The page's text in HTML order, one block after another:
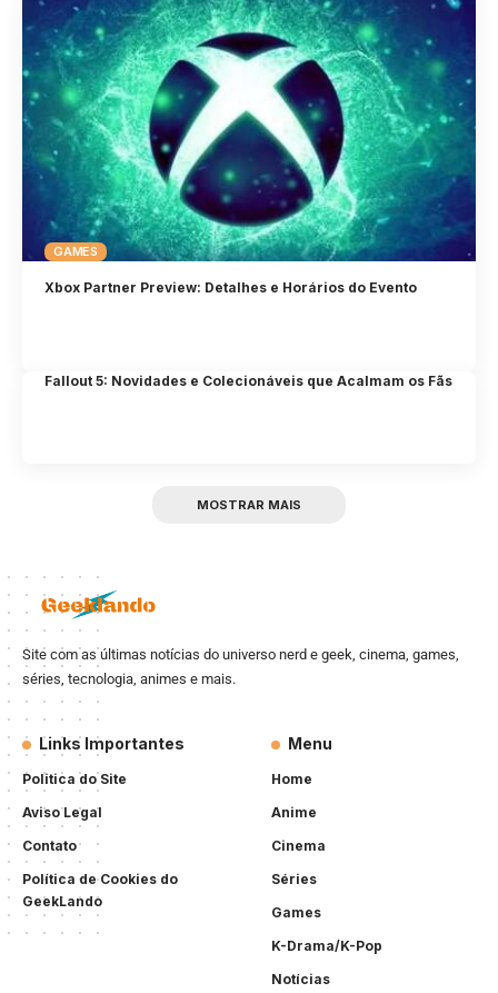
GAMES
Xbox Partner Preview: Detalhes e Horários do Evento
Fallout 5: Novidades e Colecionáveis que Acalmam os Fãs
MOSTRAR MAIS
Site com as últimas notícias do universo nerd e geek, cinema, games,
séries, tecnologia, animes e mais.
Links Importantes
Politica do Site
Aviso Legal
Contato
Política de Cookies do
GeekLando
Menu
Home
Anime
Cinema
Séries
Games
K-Drama/K-Pop
Notícias